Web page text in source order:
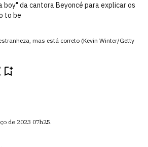
da cantora Beyoncé para explicar os
to be
mas está correto (Kevin Winter/Getty
de 2023 07h25.